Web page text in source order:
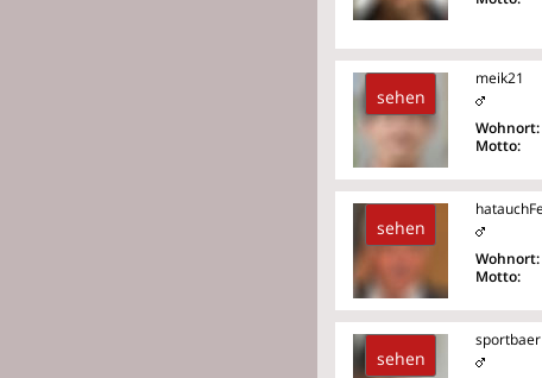
sehen
meik21
Wohnort:
Motto:
sehen
Wohnort:
Motto:
sehen
sportbaer